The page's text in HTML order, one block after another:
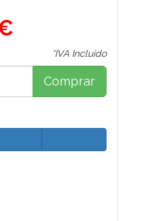
*IVA Incluido
Comprar